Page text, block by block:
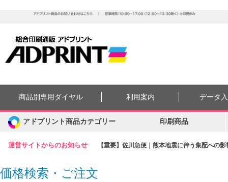
運営サイトからのお知らせ 【重要】佐川急便｜熊本地震に伴う集配への
商品別専用ダイヤル 利用案内 データ
アドプリント商品カテゴリー 印刷商品
価格検索・ご注文